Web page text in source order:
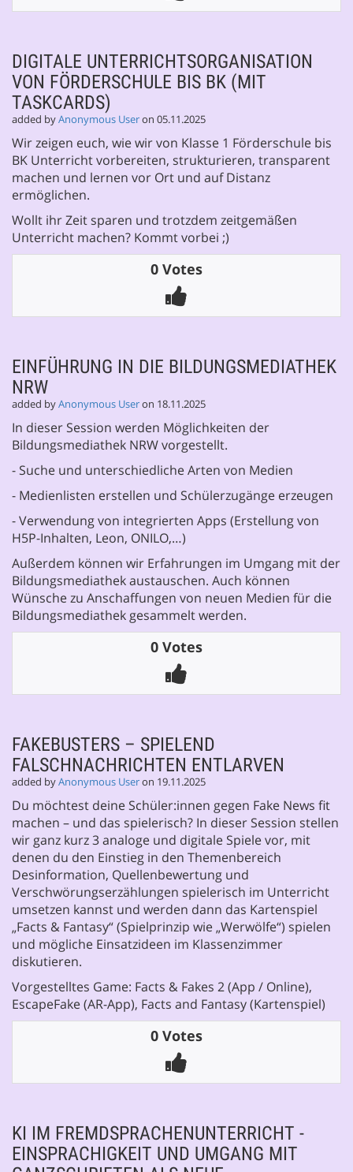
DIGITALE UNTERRICHTSORGANISATION
VON FÖRDERSCHULE BIS BK (MIT
TASKCARDS)
added byAnonymous Useron 05.11.2025
Wir zeigen euch, wie wir von Klasse 1 Förderschule bis
BK Unterricht vorbereiten, strukturieren, transparent
machen und lernen vor Ort und auf Distanz
ermöglichen.
Wollt ihr Zeit sparen und trotzdem zeitgemäßen
Unterricht machen? Kommt vorbei ;)
0 Votes
EINFÜHRUNG IN DIE BILDUNGSMEDIATHEK
NRW
added byAnonymous Useron 18.11.2025
In dieser Session werden Möglichkeiten der
Bildungsmediathek NRW vorgestellt.
- Suche und unterschiedliche Arten von Medien
- Medienlisten erstellen und Schülerzugänge erzeugen
- Verwendung von integrierten Apps (Erstellung von
H5P-Inhalten, Leon, ONILO,…)
Außerdem können wir Erfahrungen im Umgang mit der
Bildungsmediathek austauschen. Auch können
Wünsche zu Anschaffungen von neuen Medien für die
Bildungsmediathek gesammelt werden.
0 Votes
FAKEBUSTERS – SPIELEND
FALSCHNACHRICHTEN ENTLARVEN
added byAnonymous Useron 19.11.2025
Du möchtest deine Schüler:innen gegen Fake News fit
machen – und das spielerisch? In dieser Session stellen
wir ganz kurz 3 analoge und digitale Spiele vor, mit
denen du den Einstieg in den Themenbereich
Desinformation, Quellenbewertung und
Verschwörungserzählungen spielerisch im Unterricht
umsetzen kannst und werden dann das Kartenspiel
„Facts & Fantasy“ (Spielprinzip wie „Werwölfe“) spielen
und mögliche Einsatzideen im Klassenzimmer
diskutieren.
Vorgestelltes Game: Facts & Fakes 2 (App / Online),
EscapeFake (AR-App), Facts and Fantasy (Kartenspiel)
0 Votes
KI IM FREMDSPRACHENUNTERRICHT -
EINSPRACHIGKEIT UND UMGANG MIT